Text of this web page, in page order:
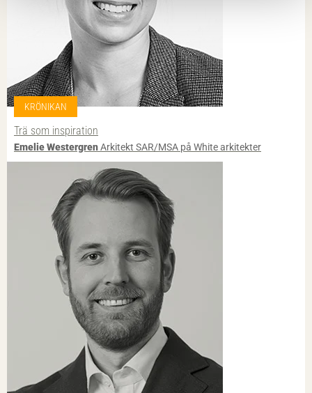
KRÖNIKAN
Trä som inspiration
Emelie WestergrenArkitekt SAR/MSA på White arkitekter